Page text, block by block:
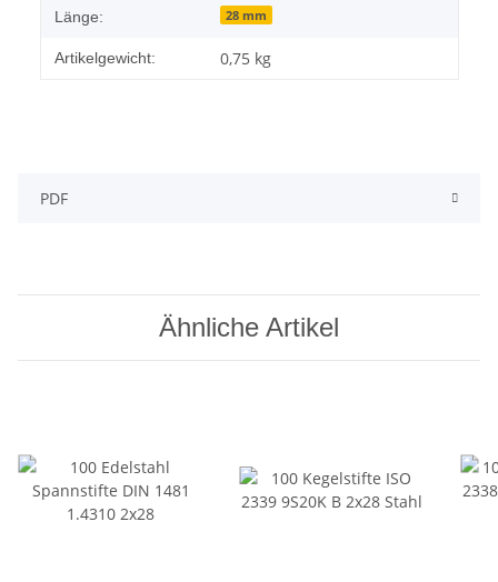
Länge: 28 mm
Artikelgewicht: 0,75 kg
PDF
Ähnliche Artikel